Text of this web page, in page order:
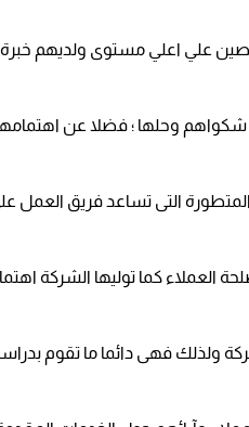
علي اعلي مستوى ولديهم خبرة
شكواهم وحلها ؛ فضلا عن
التى تساعد فريق العمل
كما توليها الشركة
ولذلك فهى دائما ما تقوم